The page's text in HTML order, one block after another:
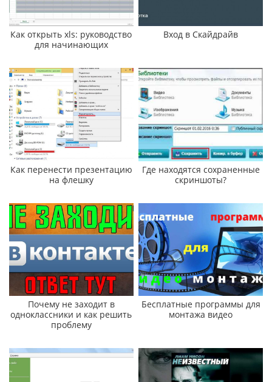
Как открыть xls: руководство
для начинающих
Вход в Скайдрайв
Как перенести презентацию
на флешку
Где находятся сохраненные
скриншоты?
Почему не заходит в
одноклассники и как решить
проблему
Бесплатные программы для
монтажа видео